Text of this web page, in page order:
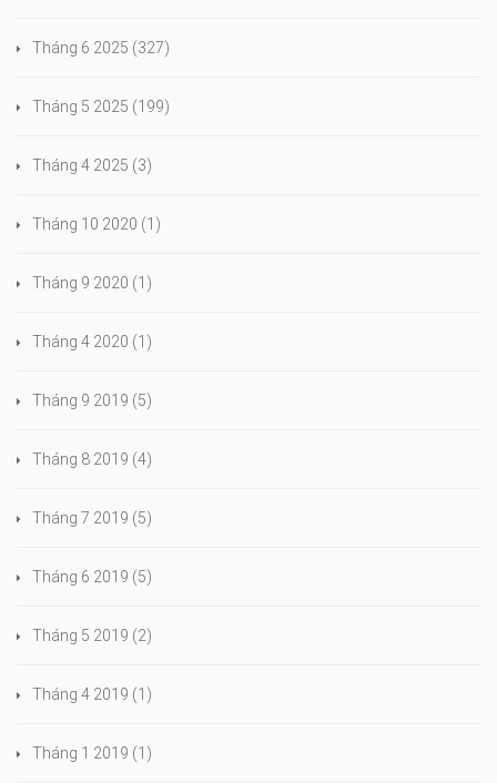
Tháng 6 2025 (327)
Tháng 5 2025 (199)
Tháng 4 2025 (3)
Tháng 10 2020 (1)
Tháng 9 2020 (1)
Tháng 4 2020 (1)
Tháng 9 2019 (5)
Tháng 8 2019 (4)
Tháng 7 2019 (5)
Tháng 6 2019 (5)
Tháng 5 2019 (2)
Tháng 4 2019 (1)
Tháng 1 2019 (1)